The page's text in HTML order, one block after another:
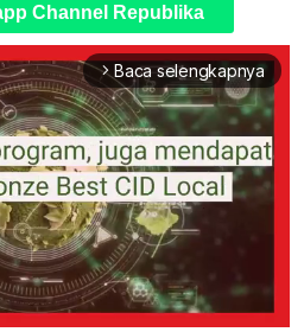
Channel Republika
arrow_forward_ios Baca selengkapnya